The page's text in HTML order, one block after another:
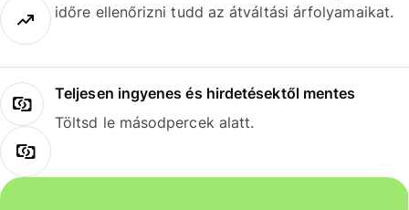
időre ellenőrizni tudd az átváltási árfolyamaikat.
Teljesen ingyenes és hirdetésektől mentes
Töltsd le másodpercek alatt.